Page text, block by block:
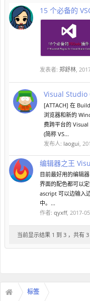
15 个必备的
发表者: 郑舒林,
Visual Studio
[ATTACH] 在
浏览器和新的
费跨平台的
(简称 VS...
发布人: laogui,
编辑器之王
目前最好用的编辑
界面的配色都可以
ascript 可以边输入
中。...
作者: qyxff, 2017-
当前显示结果 1 到 3 ，共有 3
标签